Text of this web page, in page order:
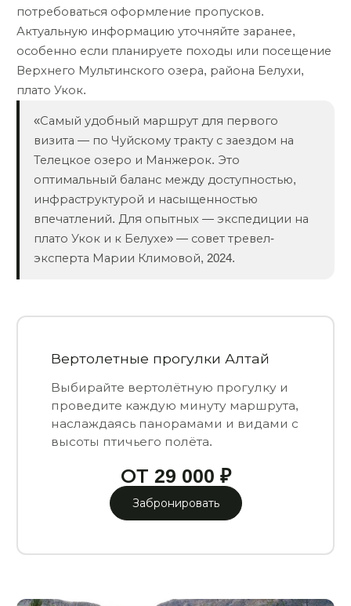
потребоваться оформление пропусков.
Актуальную информацию уточняйте заранее,
особенно если планируете походы или посещение
Верхнего Мультинского озера, района Белухи,
плато Укок.
«Самый удобный маршрут для первого
визита — по Чуйскому тракту с заездом на
Телецкое озеро и Манжерок. Это
оптимальный баланс между доступностью,
инфраструктурой и насыщенностью
впечатлений. Для опытных — экспедиции на
плато Укок и к Белухе» — совет тревел-
эксперта Марии Климовой, 2024.
Вертолетные прогулки Алтай
Выбирайте вертолётную прогулку и
проведите каждую минуту маршрута,
наслаждаясь панорамами и видами с
высоты птичьего полёта.
ОТ 29 000 ₽
Забронировать